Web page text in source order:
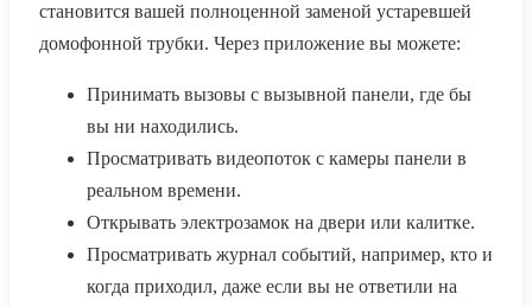
становится вашей полноценной заменой устаревшей
домофонной трубки. Через приложение вы можете:
Принимать вызовы с вызывной панели, где бы
вы ни находились.
Просматривать видеопоток с камеры панели в
реальном времени.
Открывать электрозамок на двери или калитке.
Просматривать журнал событий, например, кто и
когда приходил, даже если вы не ответили на